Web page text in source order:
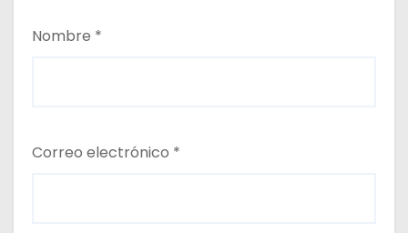
Nombre *
Correo electrónico *